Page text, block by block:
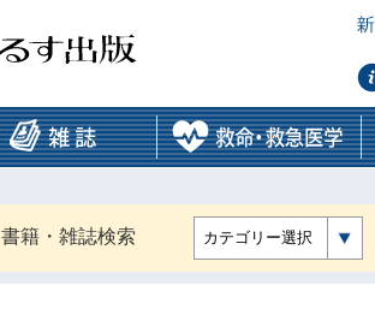
書籍・雑誌検索 カテゴリー選択